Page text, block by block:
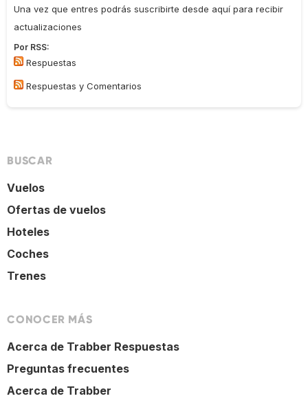
Una vez que entres podrás suscribirte desde aquí para recibir
actualizaciones
Por RSS:
Respuestas
Respuestas y Comentarios
BUSCAR
Vuelos
Ofertas de vuelos
Hoteles
Coches
Trenes
CONOCER MÁS
Acerca de Trabber Respuestas
Preguntas frecuentes
Acerca de Trabber